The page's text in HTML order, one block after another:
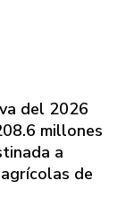
del 2026
millones
a
de